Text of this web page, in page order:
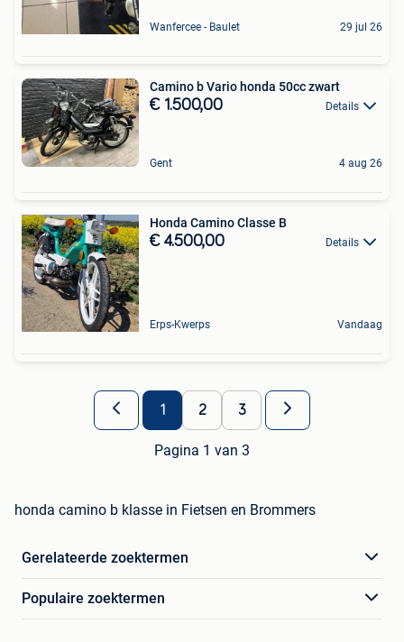
Wanfercee - Baulet 29 jul 26
Camino b Vario honda 50cc zwart
€ 1.500,00 Details
Gent 4 aug 26
Honda Camino Classe B
€ 4.500,00 Details
Erps-Kwerps Vandaag
1 2 3
Pagina 1 van 3
honda camino b klasse in Fietsen en Brommers
Gerelateerde zoektermen
Populaire zoektermen